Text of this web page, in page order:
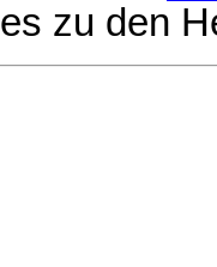
zu den